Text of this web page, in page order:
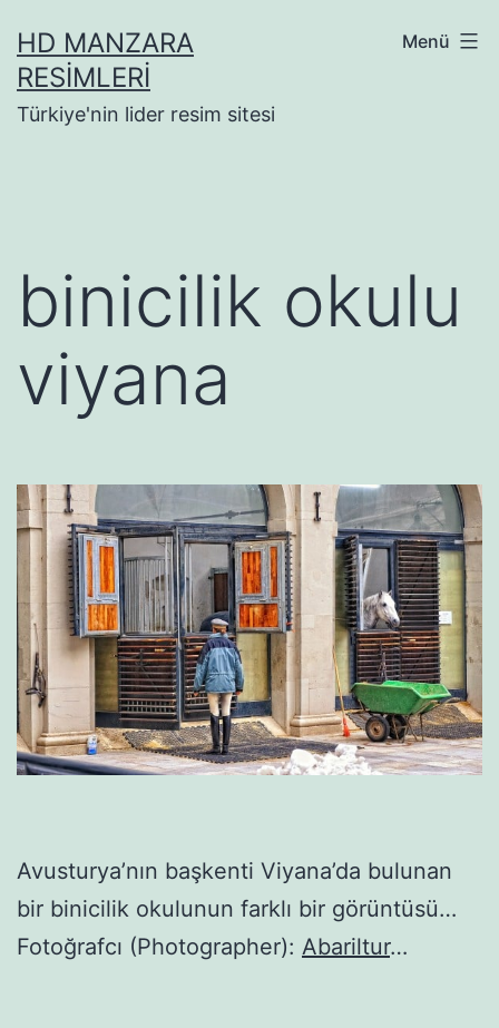
geçHD MANZARA
RESIMLERI
Türkiye'nin lider resim sitesi
Menü
binicilik okulu
viyana
Avusturya’nın başkenti Viyana’da bulunan
bir binicilik okulunun farklı bir görüntüsü…
Fotoğrafcı (Photographer): Abariltur…